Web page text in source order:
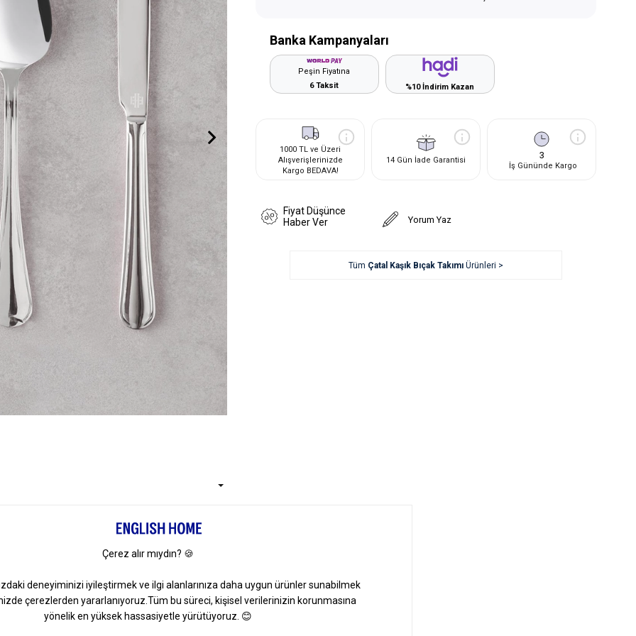
Banka Kampanyaları
Peşin Fiyatına
6 Taksit
%10 İndirim Kazan
1000 TL ve Üzeri
Alışverişlerinizde
Kargo BEDAVA!
14 Gün İade Garantisi 3
İş Gününde Kargo
Fiyat Düşünce
Haber Ver
Yorum Yaz
Tüm Çatal Kaşık Bıçak Takımı Ürünleri >